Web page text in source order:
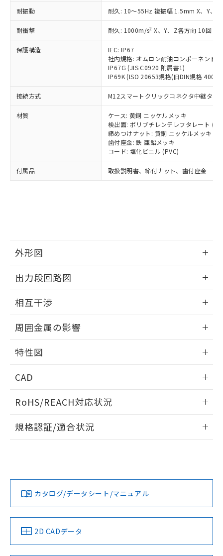
耐振動 耐久: 10～55Hz 複振幅 1.5mm X、Y、Z
耐衝撃 耐久: 1000m/s2 X、Y、Z各方向 10回
保護構造
IEC: IP67
社内規格: オムロン耐油コンポーネント
IP67G (JIS C0920 附属書1)
IP69K (ISO 20653規格(旧DIN規格
接続方式 M12スマートクリックコネクタ中継タイ
材質
ケース: 黄銅 ニッケルメッキ
検出面: ポリブチレンテレフタレート
締めつけナット: 黄銅 ニッケルメッキ
歯付座金: 鉄 亜鉛メッキ
コード: 塩化ビニル (PVC)
付属品 取扱説明書、締付ナット、歯付座金
外形図
外形図
出力段回路図
出力段回路図
タイムチャート
相互干渉
相互干渉
A: 380mm以上、B: 300mm以上
周囲金属の影響
周囲金属の影響
特性図
検出物体の大きさと材質による影響
CAD
ドすることができます。
ログイン/会員登録
ダウンロードデータをご利用いただく前に、以下を必ずお読
みください。
ソフトウェアの使用条件
RoHS/REACH対応状況
EU RoHS 注意事項・凡例
対応済み
中国 RoHS 注意事項・凡例
規格認証/適合状況
LR型式承認
（イギリス
船舶規格）
DNV型式承認
（ノルウェー
BV型式承認
（フランス
KR型式
（韓国
No No No No
カタログ/データシート/マニュアル
2D CADデータ
タに基づき作成されるものであり、閲
覧された時点での実際の在庫および標
準価格とは異なる場合があることをご
了承ください。
正式な納期状況および標準価格はお客
様のお取引先、またはお客様担当のオ
ムロン制御機器販売店・当社販売員に
ご相談ください。
オムロン制御機器販売店や当社販売拠
販売ネットワーク
」をご確認
在庫状況および標準価格結果を当社の
事前の承諾なく第三者に漏洩または開
示しないようお願いします。
マイパーツ機能（部品リスト作成サー
ビス）をご利用いただくには、I-Web
メンバーズにご登録されている必要が
引・商談に必要な範囲で利用すること
の共同利用に関して"
用者の範囲」に記載されている法人を
指します。
鉛(Pb) 1000ppm以下、 水銀(Hg) 1000ppm以下、 カド
ミウム(Cd) 100ppm以下、
六価クロム(Cr(Ⅵ)) 1000ppm以下、ポリ臭化ビフェニル
類(PBB) 1000ppm以下、ポリ臭化ジフェニルエーテル類
ル) (DEHP)(別名：DOP) 1000ppm以下、フタル酸ブチ
ルベンジル（BBP） 1000ppm以下、フタル酸ジブチル
（DBP） 1000ppm以下、フタル酸ジイソブチル
但し、RoHS指令で産業用監視および制御機器に対する
フタル酸エステル類の４物質については閾値を超える意
部品在庫の切り替え状況などにより、予定
月が前後することがあります。
EU RoHS指令（10物質）の非含有証明書
51物質の非含有証明書（当社基準）
※本証明書は発行日時点で非含有を証明す
るもので、過去に遡って非含有を証明する
ものではありません。
また、RoHS指令のフタル酸エステル類４
荷製品に未対応品が混在することから備考
欄に対応日を記載しておりました。
既に当社にて対応品への在庫切替を完了
していることから、特段のことがない限
*中国RoHS10物質の基準値 (GB/T26572)：
Pb(鉛) :1000ppm、 Hg(水銀) : 1000ppm、 Cd(カドミウ
ル類) : 1000ppm、
DBP(フタル酸ジブチル) : 1000ppm、 DIBP(フタル酸ジ
イソブチル) : 1000ppm、 BBP(フタル酸ブチルベンジ
DEHP(フタル酸ビス(2-エチルヘキシル)) : 1000ppm
※2 環境保護使用期限
「ｅ」：有害物質（10物質）のすべてが基
準値以下であることを示します。
「10」：通常の使用状況下において有害物
質が外部に漏えいし、環境に深刻な影響を
及ぼさない年数を意味します。
または国外への提供する場合は、日本
国政府の輸出許可(または役務取引許
可)を取得するなどの必要な手続きを
当社は規制貨物を破棄する場合は、完
全に破砕するなど、違法に輸出されな
いよう必要な手段を講じます。
当社は貴社製品を、核兵器、ミサイ
ル、化学兵器、生物兵器またはその他
武器並びにこれらの製造装置等に一切
使用いたしません。
当社は、貴社製品を第三者に販売する
場合は、上記1、2および3の内容を当
該第三者に通知します。また当社は、
販売先および販売に係わる関係者が違
り引きをいたしません。
合意する キャンセル
一定数以上の在庫あり
一定数には満たないが在庫あり
在庫なし(最新の在庫状況につ
いては、お客様のお取引先、ま
たはお客様担当のオムロン制御
機器販売店・当社販売員にご確
認ください)
受注生産機種、また在庫状況の
情報を公開していない機種